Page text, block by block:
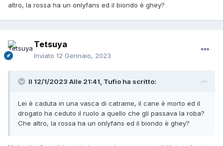
altro, la rossa ha un onlyfans ed il biondo è ghey?
Tetsuya
Inviato 12 Gennaio, 2023
Il 12/1/2023 Alle 21:41, Tufio ha scritto:
Lei è caduta in una vasca di catrame, il cane è morto ed il
drogato ha ceduto il ruolo a quello che gli passava la roba?
Che altro, la rossa ha un onlyfans ed il biondo è ghey?